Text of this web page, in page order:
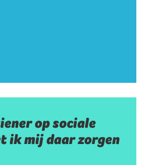
op sociale
ik mij daar zorgen